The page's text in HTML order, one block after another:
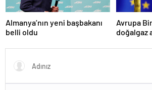
Almanya’nın yeni başbakanı
belli oldu
Avrupa
doğalgaz